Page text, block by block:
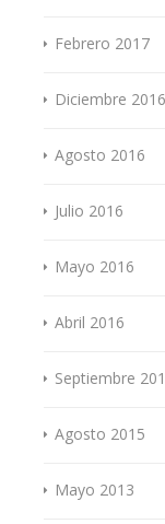
Febrero 2017
Diciembre 2016
Agosto 2016
Julio 2016
Mayo 2016
Abril 2016
Septiembre
Agosto 2015
Mayo 2013